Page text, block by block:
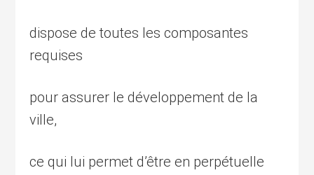
dispose de toutes les composantes
requises
pour assurer le développement de la
ville,
ce qui lui permet d’être en perpétuelle